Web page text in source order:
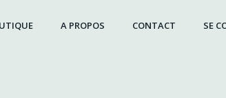
A PROPOS CONTACT SE